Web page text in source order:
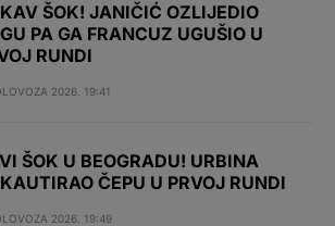
ŠOK! JANIČIĆ OZLIJEDIO
PA GA FRANCUZ UGUŠIO U
RUNDI
2026. 19:41
ŠOK U BEOGRADU! URBINA
ČEPU U PRVOJ RUNDI
2026. 19:49